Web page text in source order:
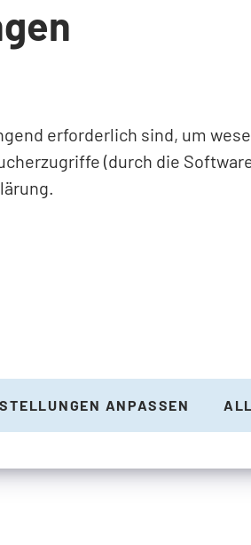
erforderlich sind, um
(durch die
ANPASSEN